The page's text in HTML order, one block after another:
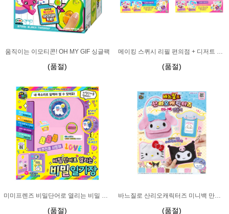
움직이는 이모티콘! OH MY GIF 싱글팩
(품절)
메이킹 스퀴시 리필 편의점 + 디저트 카페
(품절)
미미프렌즈 비밀단어로 열리는 비밀 일기장
(품절)
바느질로 산리오캐릭터즈 미니백 만들기
(품절)